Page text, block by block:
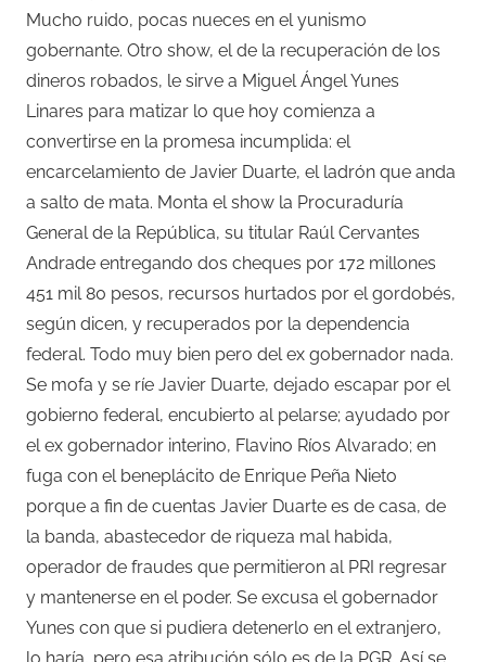
Mucho ruido, pocas nueces en el yunismo
gobernante. Otro show, el de la recuperación de los
dineros robados, le sirve a Miguel Ángel Yunes
Linares para matizar lo que hoy comienza a
convertirse en la promesa incumplida: el
encarcelamiento de Javier Duarte, el ladrón que anda
a salto de mata. Monta el show la Procuraduría
General de la República, su titular Raúl Cervantes
Andrade entregando dos cheques por 172 millones
451 mil 80 pesos, recursos hurtados por el gordobés,
según dicen, y recuperados por la dependencia
federal. Todo muy bien pero del ex gobernador nada.
Se mofa y se ríe Javier Duarte, dejado escapar por el
gobierno federal, encubierto al pelarse; ayudado por
el ex gobernador interino, Flavino Ríos Alvarado; en
fuga con el beneplácito de Enrique Peña Nieto
porque a fin de cuentas Javier Duarte es de casa, de
la banda, abastecedor de riqueza mal habida,
operador de fraudes que permitieron al PRI regresar
y mantenerse en el poder. Se excusa el gobernador
Yunes con que si pudiera detenerlo en el extranjero,